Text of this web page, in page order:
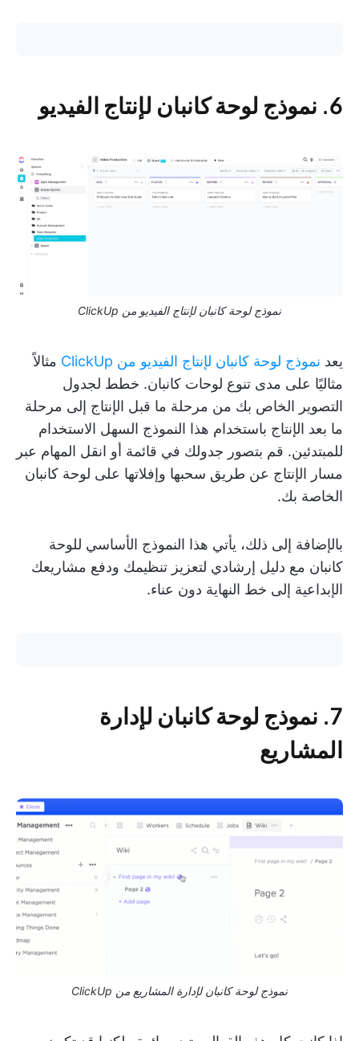
6. نموذج لوحة كانبان لإنتاج الفيديو
نموذج لوحة كانبان لإنتاج الفيديو من ClickUp
يعد نموذج لوحة كانبان لإنتاج الفيديو من ClickUp
مثالاً
مثاليًا على مدى تنوع لوحات كانبان. خطط لجدول
التصوير الخاص بك من مرحلة ما قبل الإنتاج إلى مرحلة
ما بعد الإنتاج باستخدام هذا النموذج السهل الاستخدام
للمبتدئين. قم بتصور جدولك في قائمة أو انقل المهام عبر
مسار الإنتاج عن طريق سحبها وإفلاتها على لوحة كانبان
الخاصة بك.
بالإضافة إلى ذلك، يأتي هذا النموذج الأساسي للوحة
كانبان مع دليل إرشادي لتعزيز تنظيمك ودفع مشاريعك
الإبداعية إلى خط النهاية دون عناء.
7. نموذج لوحة كانبان لإدارة
المشاريع
نموذج لوحة كانبان لإدارة المشاريع من ClickUp